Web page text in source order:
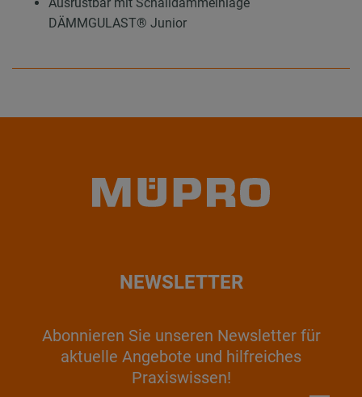
Ausrüstbar mit Schalldämmeinlage
DÄMMGULAST® Junior
NEWSLETTER
Abonnieren Sie unseren Newsletter für
aktuelle Angebote und hilfreiches
Praxiswissen!